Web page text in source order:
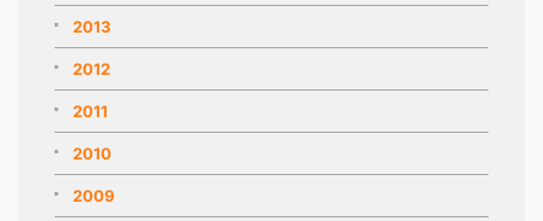
2013
2012
2011
2010
2009